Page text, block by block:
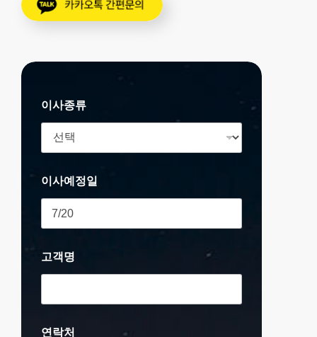
이사종류
이사예정일
고객명
연락처